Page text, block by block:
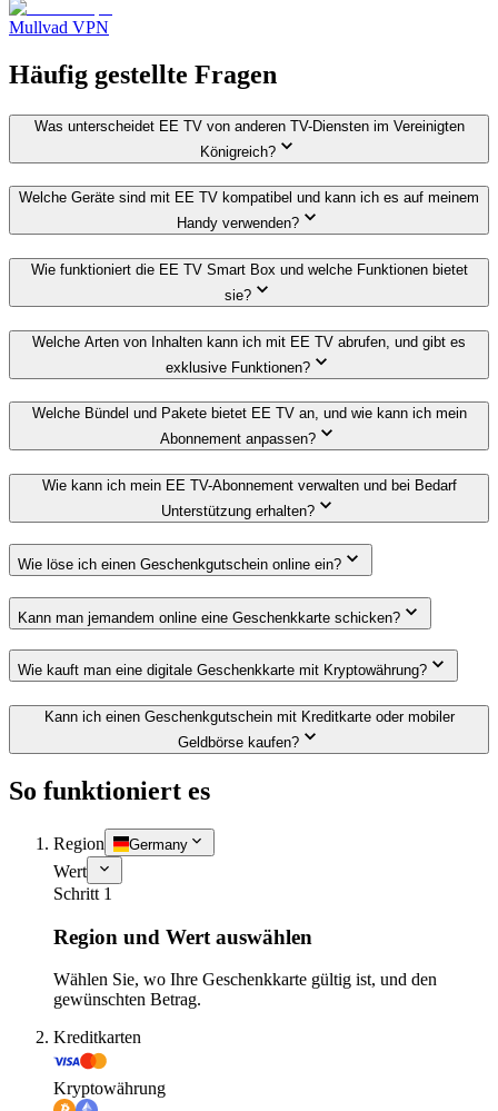
Mullvad VPN
Häufig gestellte Fragen
Was unterscheidet EE TV von anderen TV-Diensten im Vereinigten
Königreich?
Welche Geräte sind mit EE TV kompatibel und kann ich es auf meinem
Handy verwenden?
Wie funktioniert die EE TV Smart Box und welche Funktionen bietet
sie?
Welche Arten von Inhalten kann ich mit EE TV abrufen, und gibt es
exklusive Funktionen?
Welche Bündel und Pakete bietet EE TV an, und wie kann ich mein
Abonnement anpassen?
Wie kann ich mein EE TV-Abonnement verwalten und bei Bedarf
Unterstützung erhalten?
Wie löse ich einen Geschenkgutschein online ein?
Kann man jemandem online eine Geschenkkarte schicken?
Wie kauft man eine digitale Geschenkkarte mit Kryptowährung?
Kann ich einen Geschenkgutschein mit Kreditkarte oder mobiler
Geldbörse kaufen?
So funktioniert es
Region Germany
Wert
Schritt 1
Region und Wert auswählen
Wählen Sie, wo Ihre Geschenkkarte gültig ist, und den
gewünschten Betrag.
Kreditkarten
Kryptowährung